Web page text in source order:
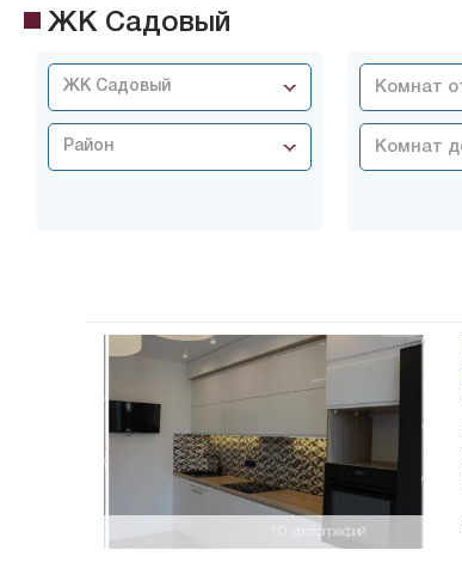
ЖК Садовый
ЖК Садовый
Район
фотографий